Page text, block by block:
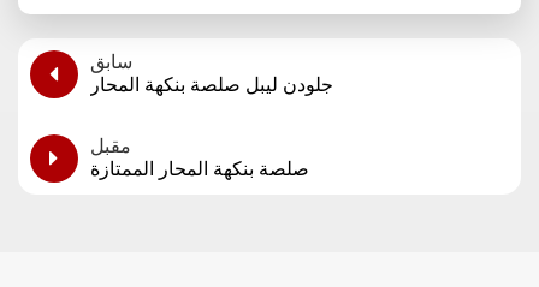
سابق
جلودن ليبل صلصة بنكهة المحار
مقبل
صلصة بنكهة المحار الممتازة